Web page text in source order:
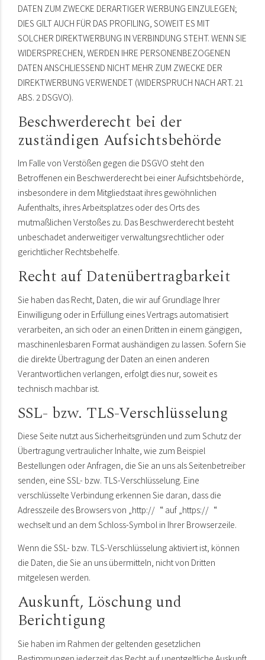
DATEN ZUM ZWECKE DERARTIGER WERBUNG EINZULEGEN;
DIES GILT AUCH FÜR DAS PROFILING, SOWEIT ES MIT
SOLCHER DIREKTWERBUNG IN VERBINDUNG STEHT. WENN SIE
WIDERSPRECHEN, WERDEN IHRE PERSONENBEZOGENEN
DATEN ANSCHLIESSEND NICHT MEHR ZUM ZWECKE DER
DIREKTWERBUNG VERWENDET (WIDERSPRUCH NACH ART. 21
ABS. 2 DSGVO).
Beschwerde­recht bei der
zuständigen Aufsichts­behörde
Im Falle von Verstößen gegen die DSGVO steht den
Betroffenen ein Beschwerderecht bei einer Aufsichtsbehörde,
insbesondere in dem Mitgliedstaat ihres gewöhnlichen
Aufenthalts, ihres Arbeitsplatzes oder des Orts des
mutmaßlichen Verstoßes zu. Das Beschwerderecht besteht
unbeschadet anderweitiger verwaltungsrechtlicher oder
gerichtlicher Rechtsbehelfe.
Recht auf Daten­übertrag­barkeit
Sie haben das Recht, Daten, die wir auf Grundlage Ihrer
Einwilligung oder in Erfüllung eines Vertrags automatisiert
verarbeiten, an sich oder an einen Dritten in einem gängigen,
maschinenlesbaren Format aushändigen zu lassen. Sofern Sie
die direkte Übertragung der Daten an einen anderen
Verantwortlichen verlangen, erfolgt dies nur, soweit es
technisch machbar ist.
SSL- bzw. TLS-Verschlüsselung
Diese Seite nutzt aus Sicherheitsgründen und zum Schutz der
Übertragung vertraulicher Inhalte, wie zum Beispiel
Bestellungen oder Anfragen, die Sie an uns als Seitenbetreiber
senden, eine SSL- bzw. TLS-Verschlüsselung. Eine
verschlüsselte Verbindung erkennen Sie daran, dass die
Adresszeile des Browsers von „http://“ auf „https://“
wechselt und an dem Schloss-Symbol in Ihrer Browserzeile.
Wenn die SSL- bzw. TLS-Verschlüsselung aktiviert ist, können
die Daten, die Sie an uns übermitteln, nicht von Dritten
mitgelesen werden.
Auskunft, Löschung und
Berichtigung
Sie haben im Rahmen der geltenden gesetzlichen